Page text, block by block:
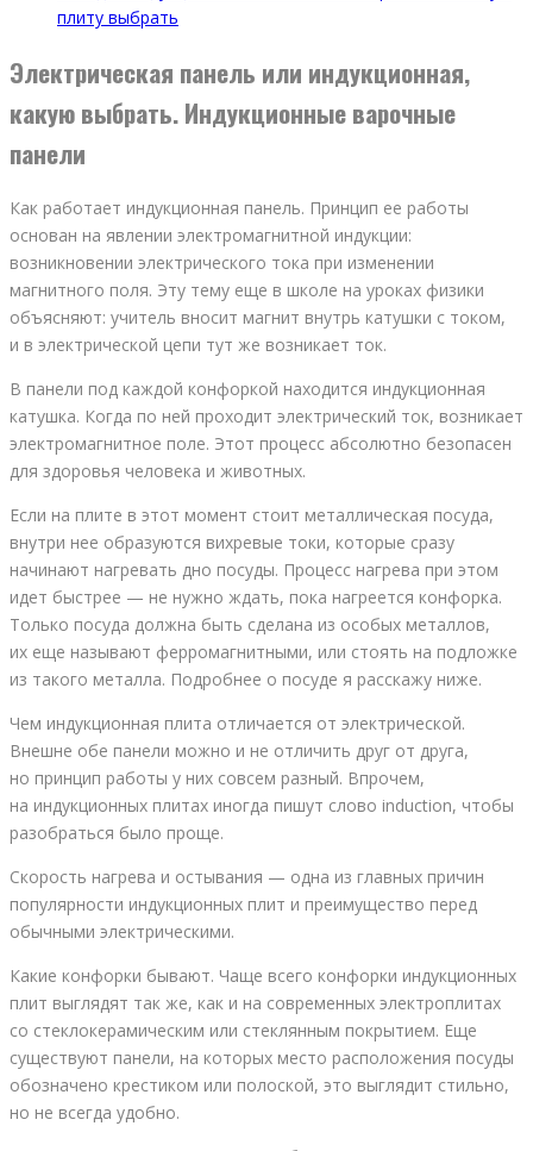
плиту выбрать
Электрическая панель или индукционная,
какую выбрать. Индукционные варочные
панели
Как работает индукционная панель. Принцип ее работы
основан на явлении электромагнитной индукции:
возникновении электрического тока при изменении
магнитного поля. Эту тему еще в школе на уроках физики
объясняют: учитель вносит магнит внутрь катушки с током,
и в электрической цепи тут же возникает ток.
В панели под каждой конфоркой находится индукционная
катушка. Когда по ней проходит электрический ток, возникает
электромагнитное поле. Этот процесс абсолютно безопасен
для здоровья человека и животных.
Если на плите в этот момент стоит металлическая посуда,
внутри нее образуются вихревые токи, которые сразу
начинают нагревать дно посуды. Процесс нагрева при этом
идет быстрее — не нужно ждать, пока нагреется конфорка.
Только посуда должна быть сделана из особых металлов,
их еще называют ферромагнитными, или стоять на подложке
из такого металла. Подробнее о посуде я расскажу ниже.
Чем индукционная плита отличается от электрической.
Внешне обе панели можно и не отличить друг от друга,
но принцип работы у них совсем разный. Впрочем,
на индукционных плитах иногда пишут слово induction, чтобы
разобраться было проще.
Скорость нагрева и остывания — одна из главных причин
популярности индукционных плит и преимущество перед
обычными электрическими.
Какие конфорки бывают. Чаще всего конфорки индукционных
плит выглядят так же, как и на современных электроплитах
со стеклокерамическим или стеклянным покрытием. Еще
существуют панели, на которых место расположения посуды
обозначено крестиком или полоской, это выглядит стильно,
но не всегда удобно.